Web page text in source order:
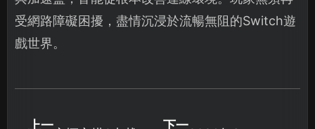
受網路障礙困擾，盡情沉浸於流暢無阻的Switch遊
戲世界。
上一 下一